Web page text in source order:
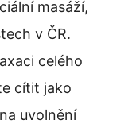
masáží,
v ČR.
celého
cítit jako
uvolnění